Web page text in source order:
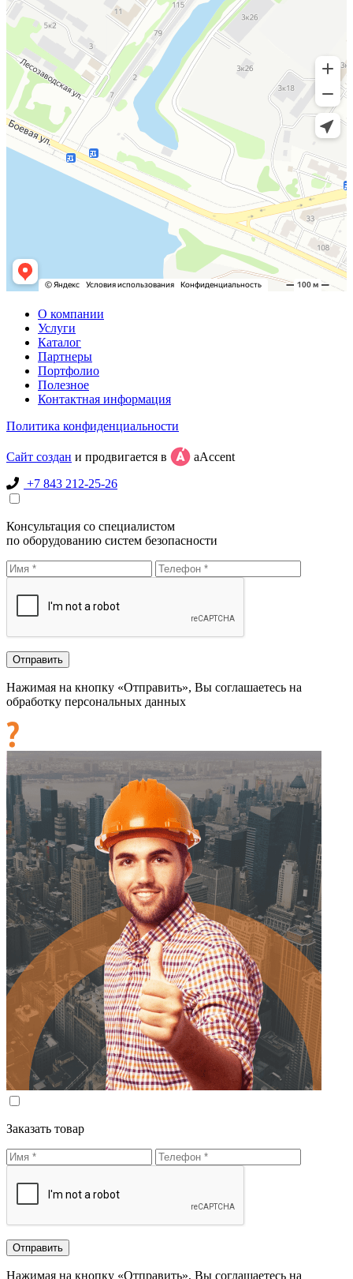
О компании
Услуги
Каталог
Партнеры
Портфолио
Полезное
Контактная информация
Политика конфиденциальности
Сайт создан и продвигается в
aAccent
+7 843 212-25-26
Консультация со специалистом
по оборудованию систем безопасности
Нажимая на кнопку «Отправить», Вы соглашаетесь на
обработку персональных данных
Заказать товар
Нажимая на кнопку «Отправить», Вы соглашаетесь на